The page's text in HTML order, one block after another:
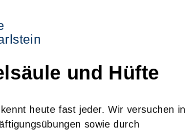
und Hüfte
heute fast jeder. Wir versuchen in
sowie durch